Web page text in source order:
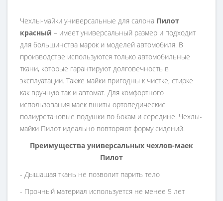
Чехлы-майки универсальные для салона Пилот
красный – имеет универсальный размер и подходит
для большинства марок и моделей автомобиля. В
производстве используются только автомобильные
ткани, которые гарантируют долговечность в
эксплуатации. Также майки пригодны к чистке, стирке
как вручную так и автомат. Для комфортного
использования маек вшиты ортопедические
полиуретановые подушки по бокам и середине. Чехлы-
майки Пилот идеально повторяют форму сидений.
Преимущества универсальных чехлов-маек
Пилот
- Дышащая ткань не позволит парить тело
- Прочный материал используется не менее 5 лет